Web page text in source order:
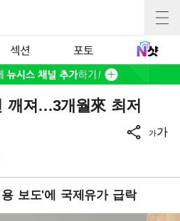
섹션 포토
깨져…3개월來 최저
가가
보도'에 국제유가 급락